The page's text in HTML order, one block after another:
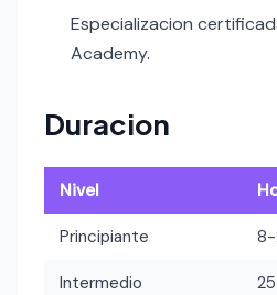
Especializacion
Academy.
Duracion
Nivel
Principiante 8-
Intermedio